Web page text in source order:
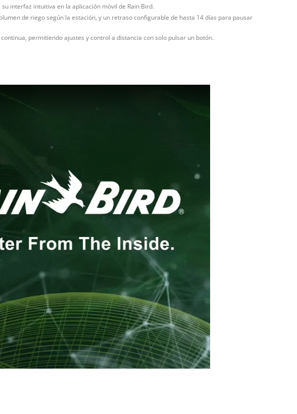
interfaz intuitiva en la aplicación móvil de Rain Bird.
de riego según la estación, y un retraso configurable de hasta 14 días para pausar
permitiendo ajustes y control a distancia con solo pulsar un botón.